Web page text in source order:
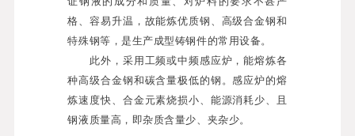
格、容易升温，故能炼优质钢、高级合金钢和
特殊钢等，是生产成型铸钢件的常用设备。
此外，采用工频或中频感应炉，能熔炼各
种高级合金钢和碳含量极低的钢。感应炉的熔
炼速度快、合金元素烧损小、能源消耗少、且
钢液质量高，即杂质含量少、夹杂少。